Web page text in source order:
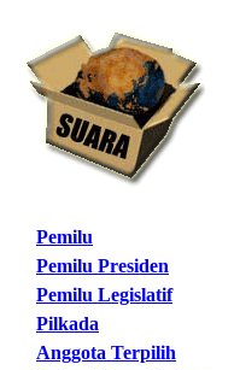
Pemilu
Pemilu Presiden
Pemilu Legislatif
Pilkada
Anggota Terpilih